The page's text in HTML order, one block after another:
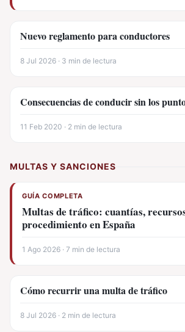
Nuevo reglamento para conductores
8 Jul 2026 · 3 min de lectura
Consecuencias de conducir sin los
11 Feb 2020 · 2 min de lectura
MULTAS Y SANCIONES
GUÍA COMPLETA
Multas de tráfico: cuantías,
procedimiento en España
1 Ago 2026 · 7 min de lectura
Cómo recurrir una multa de tráfico
8 Jul 2026 · 2 min de lectura